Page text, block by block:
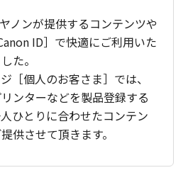
ノンが提供するコンテンツや
ID］で快適にご利用いた
た。
［個人のお客さま］では、
ンターなどを製品登録する
ひとりに合わせたコンテン
供させて頂きます。